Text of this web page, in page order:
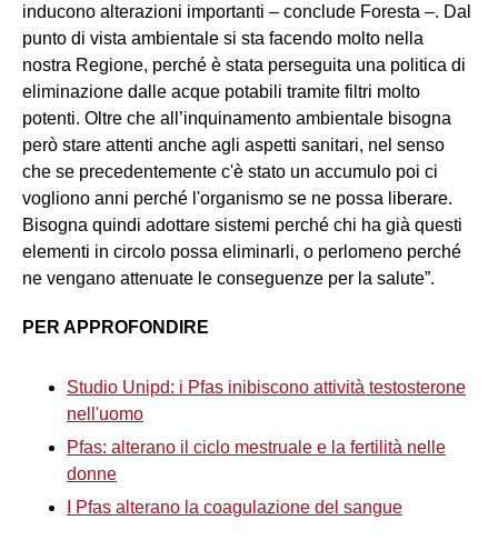
inducono alterazioni importanti – conclude Foresta –. Dal
punto di vista ambientale si sta facendo molto nella
nostra Regione, perché è stata perseguita una politica di
eliminazione dalle acque potabili tramite filtri molto
potenti. Oltre che all’inquinamento ambientale bisogna
però stare attenti anche agli aspetti sanitari, nel senso
che se precedentemente c'è stato un accumulo poi ci
vogliono anni perché l'organismo se ne possa liberare.
Bisogna quindi adottare sistemi perché chi ha già questi
elementi in circolo possa eliminarli, o perlomeno perché
ne vengano attenuate le conseguenze per la salute”.
PER APPROFONDIRE
Studio Unipd: i Pfas inibiscono attività testosterone
nell'uomo
Pfas: alterano il ciclo mestruale e la fertilità nelle
donne
I Pfas alterano la coagulazione del sangue